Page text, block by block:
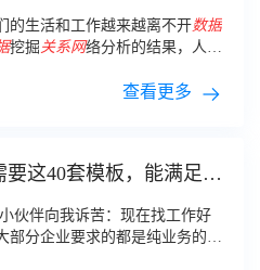
的生活和工作越来越离不开数据
挖掘关系网络分析的结果，人们
查看更多
这40套模板，能满足工
部分企业要求的都是纯业务的